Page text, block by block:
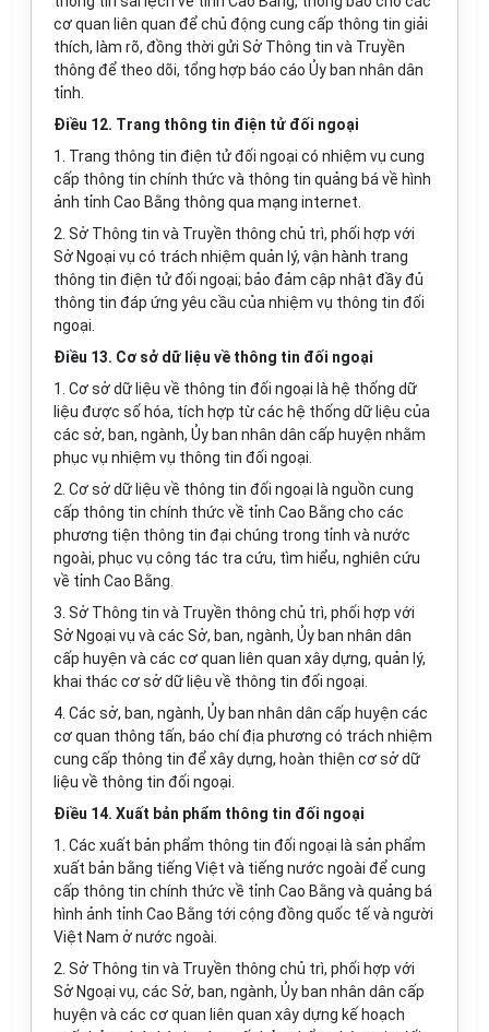
cơ quan liên quan đểchủ động cung cấp thông tin giải
thích, làm rõ, đồng thời gửi Sở Thông tin và Truyền
thông để theo dõi, tổng hợp báo cáo Ủy ban nhân dân
tỉnh.
Điều 12. Trang thông tin điện tử đối ngoại
1. Trang thông tin điện tử đối ngoại có nhiệm vụ cung
cấp thông tin chính thức và thông tin quảng bá về hình
ảnh tỉnh Cao Bằng thông qua mạng internet.
2. Sở Thông tin và Truyền thông chủ trì, phối hợp với
Sở Ngoại vụ có trách nhiệm quản lý, vận hành trang
thông tin điện tử đối ngoại; bảo đảm cập nhật đầy đủ
thông tin đáp ứng yêu cầu của nhiệm vụ thông tin đối
ngoại.
Điều 13. Cơ sở dữ liệu về thông tin đối ngoại
1. Cơ sở dữ liệu về thông tin đối ngoại là hệ thống dữ
liệu được số hóa, tích hợp từ các hệ thống dữ liệu của
các sở, ban, ngành, Ủy ban nhân dân cấp huyện nhằm
phục vụ nhiệm vụ thông tin đối ngoại.
2. Cơ sở dữ liệu về thông tin đối ngoại là nguồn cung
cấp thông tin chính thức về tỉnh Cao Bằng cho các
phương tiện thông tin đại chúng trong tỉnh và nước
ngoài, phục vụ công tác tra cứu, tìm hiểu, nghiên cứu
về tỉnh Cao Bằng.
3. Sở Thông tin và Truyền thông chủ trì, phối hợp với
Sở Ngoại vụ và các Sở, ban, ngành, Ủy ban nhân dân
cấp huyện và các cơ quan liên quan xây dựng, quản lý,
khai thác cơ sở dữ liệu về thông tin đối ngoại.
4. Các sở, ban, ngành, Ủy ban nhân dân cấp huyện các
cơ quan thông tấn, báo chí địa phương có trách nhiệm
cung cấp thông tin đểxây dựng, hoàn thiện cơ sở dữ
liệu về thông tin đối ngoại.
Điều 14. Xuất bản phẩm thông tin đối ngoại
1. Các xuất bản phẩm thông tin đối ngoại là sản phẩm
xuất bản bằng tiếng Việt và tiếng nước ngoài đểcung
cấp thông tin chính thức về tỉnh Cao Bằng và quảng bá
hình ảnh tỉnh Cao Bằng tới cộng đồng quốc tế và người
Việt Nam ở nước ngoài.
2. Sở Thông tin và Truyền thông chủ trì, phối hợp với
Sở Ngoại vụ, các Sở, ban, ngành, Ủy ban nhân dân cấp
huyện và các cơ quan liên quan xây dựng kế hoạch